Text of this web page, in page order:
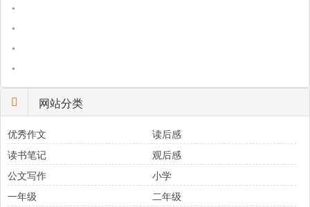
•
•
•
•
网站分类
优秀作文
读后感
读书笔记
观后感
公文写作
小学
一年级
二年级